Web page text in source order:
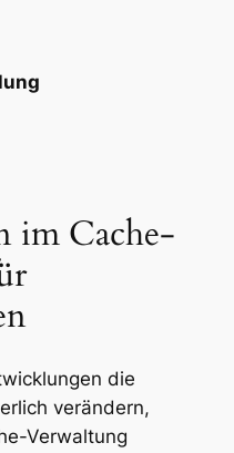
im Cache-
die
verändern,
Verwaltung